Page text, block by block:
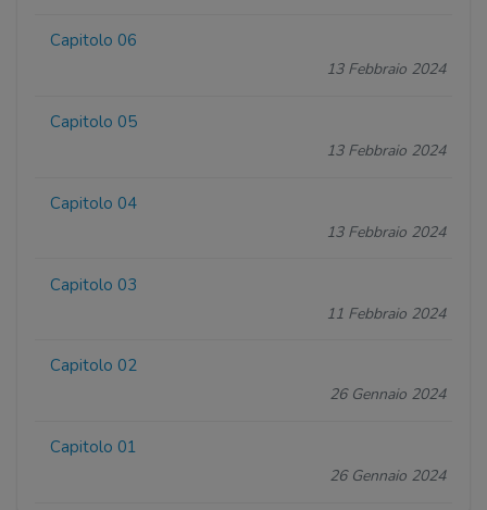
Capitolo 06
13 Febbraio 2024
Capitolo 05
13 Febbraio 2024
Capitolo 04
13 Febbraio 2024
Capitolo 03
11 Febbraio 2024
Capitolo 02
26 Gennaio 2024
Capitolo 01
26 Gennaio 2024